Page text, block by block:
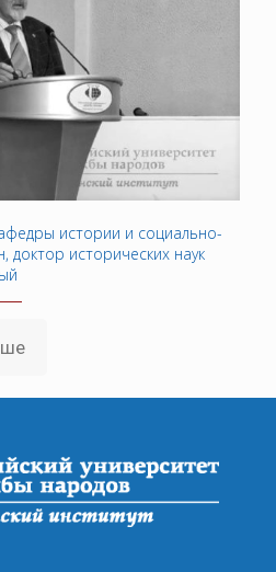
истории и социально-
доктор исторических наук